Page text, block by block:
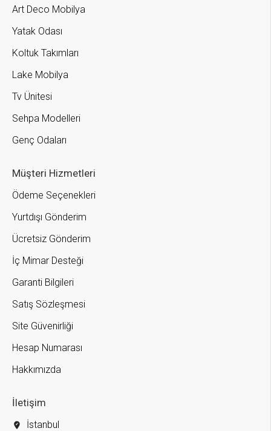
Art Deco Mobilya
Yatak Odası
Koltuk Takımları
Lake Mobilya
Tv Ünitesi
Sehpa Modelleri
Genç Odaları
Müşteri Hizmetleri
Ödeme Seçenekleri
Yurtdışı Gönderim
Ücretsiz Gönderim
İç Mimar Desteği
Garanti Bilgileri
Satış Sözleşmesi
Site Güvenirliği
Hesap Numarası
Hakkımızda
İletişim
İstanbul